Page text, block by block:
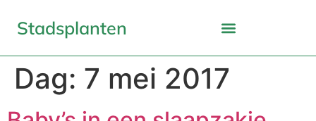
Stadsplanten
Dag: 7 mei 2017